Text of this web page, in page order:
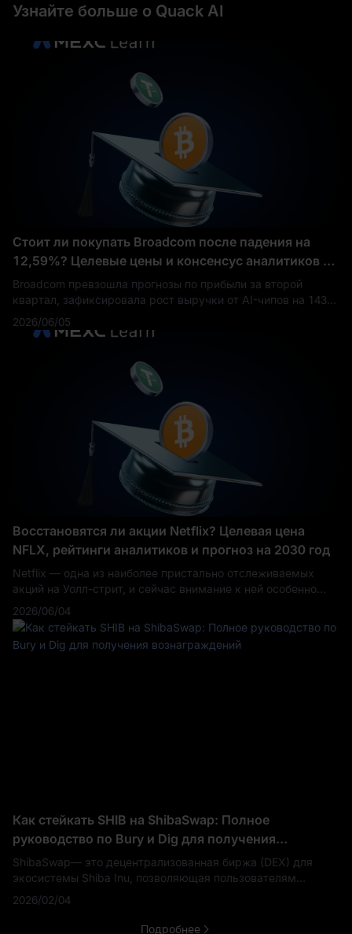
Узнайте больше о Quack AI
Стоит ли покупать Broadcom после падения на
12,59%? Целевые цены и консенсус аналитиков по
акциям Broadcom (AVGO)
Broadcom превзошла прогнозы по прибыли за второй
квартал, зафиксировала рост выручки от AI-чипов на 143%
и при этом потеряла 12,59% стоимости за одну торговую
сессию. Именно такое расхождение между фу
2026/06/05
Восстановятся ли акции Netflix? Целевая цена
NFLX, рейтинги аналитиков и прогноз на 2030 год
Netflix — одна из наиболее пристально отслеживаемых
акций на Уолл-стрит, и сейчас внимание к ней особенно
высоко. После дробления акций в соотношении 10:1 в
ноябре 2025 года и резкого отката от максим
2026/06/04
Как стейкать SHIB на ShibaSwap: Полное
руководство по Bury и Dig для получения
вознаграждений
ShibaSwap— это децентрализованная биржа (DEX) для
экосистемы Shiba Inu, позволяющая пользователям
обменивать токены, предоставлять ликвидность (Dig) и
стейкать активы (Bury) для получения вознагражден
2026/02/04
Подробнее